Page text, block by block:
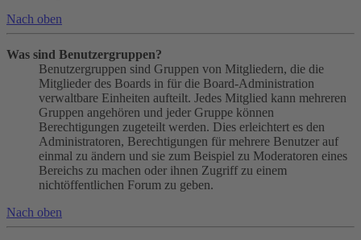
Nach oben
Was sind Benutzergruppen?
Benutzergruppen sind Gruppen von Mitgliedern, die die
Mitglieder des Boards in für die Board-Administration
verwaltbare Einheiten aufteilt. Jedes Mitglied kann mehreren
Gruppen angehören und jeder Gruppe können
Berechtigungen zugeteilt werden. Dies erleichtert es den
Administratoren, Berechtigungen für mehrere Benutzer auf
einmal zu ändern und sie zum Beispiel zu Moderatoren eines
Bereichs zu machen oder ihnen Zugriff zu einem
nichtöffentlichen Forum zu geben.
Nach oben